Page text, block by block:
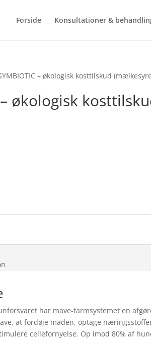
Forside Konsultationer &
– økologisk kosttilskud
– økologisk
har mave-tarmsystemet en
at fordøje maden, optage
cellefornyelse. Op imod 80% af